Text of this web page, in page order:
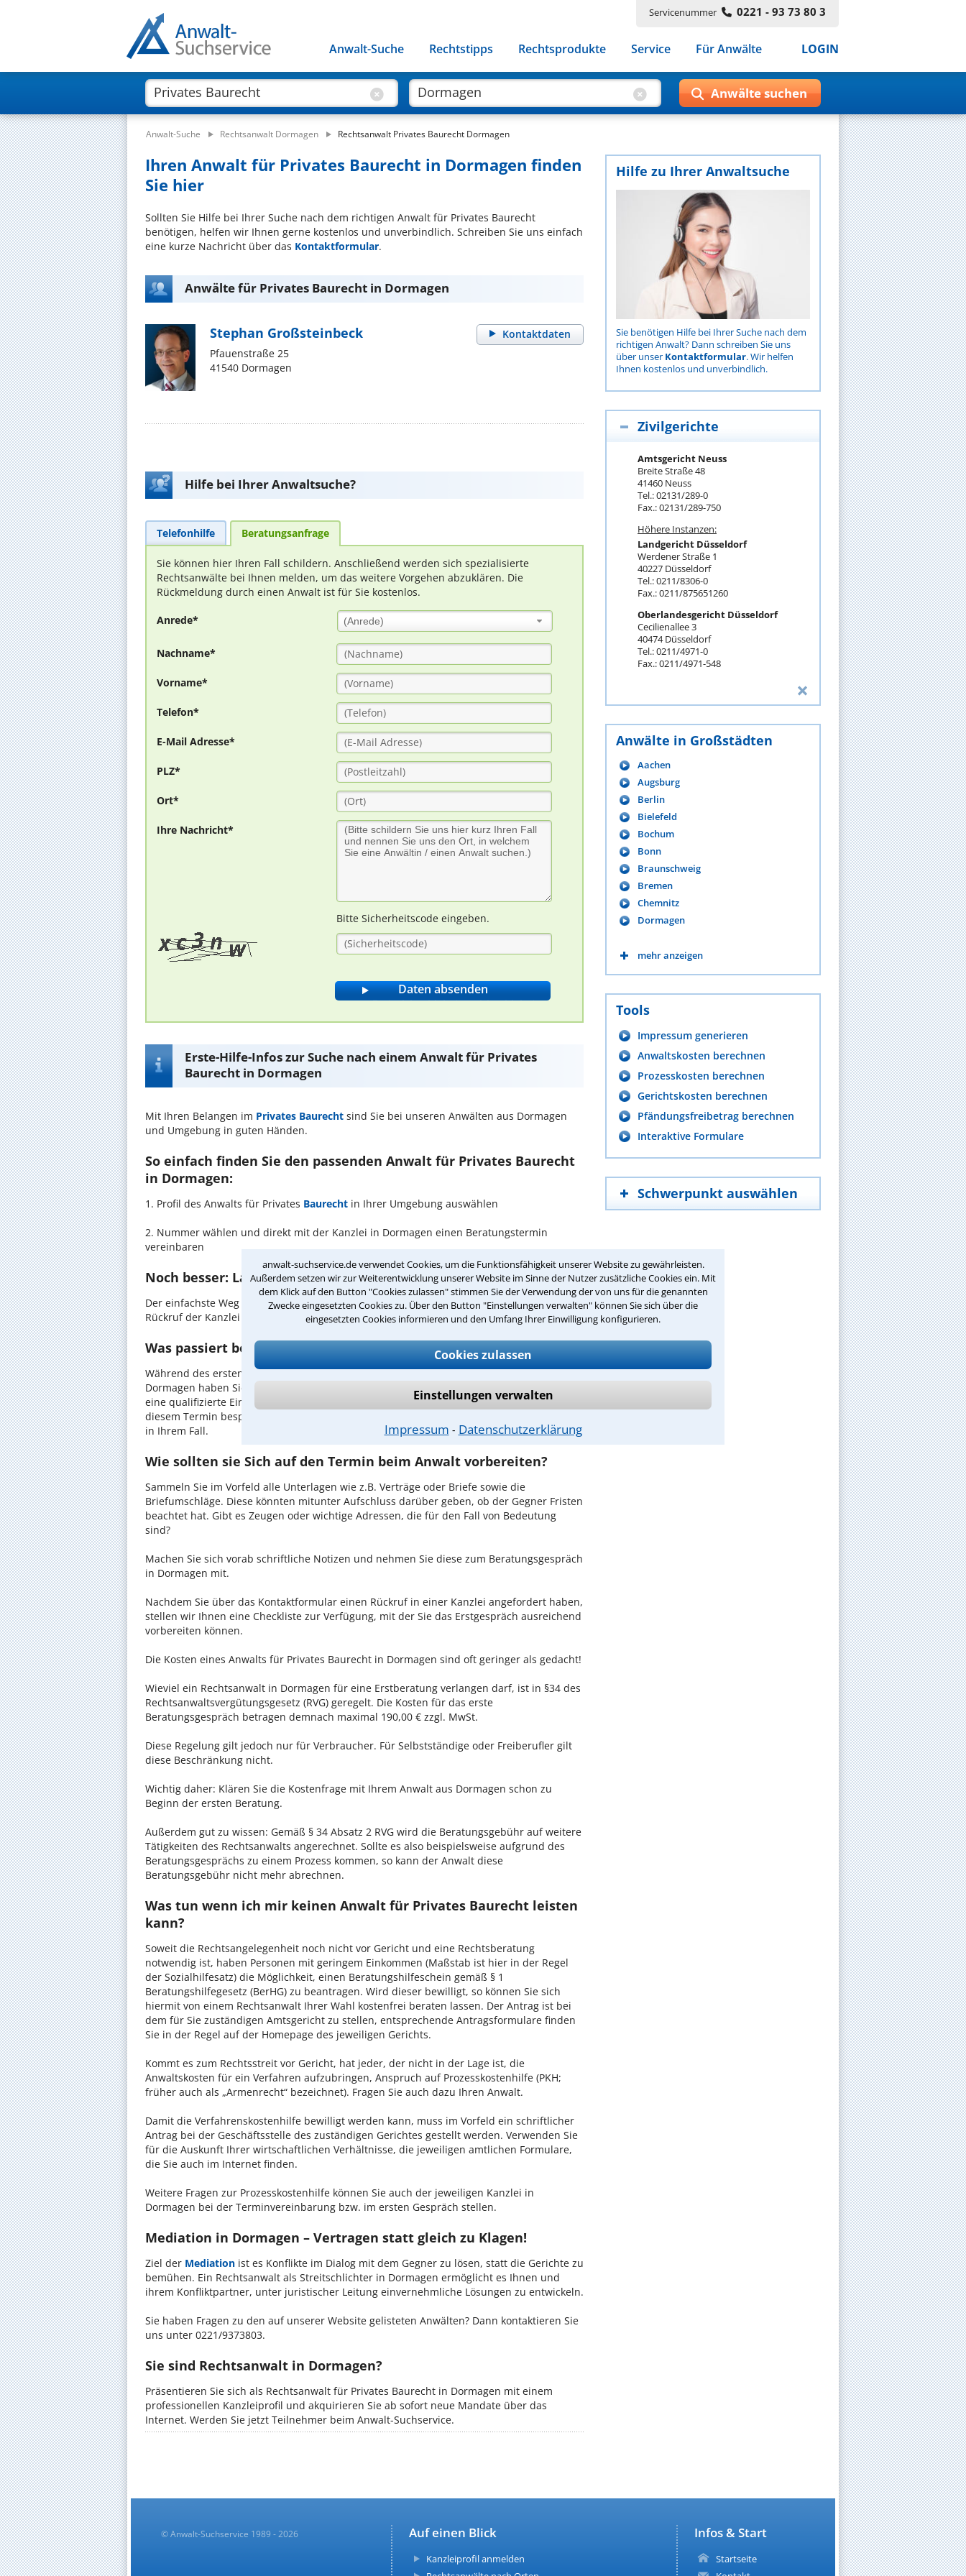
anwalt-suchservice.de verwendet Cookies, um die Funktionsfähigkeit unserer Website zu gewährleisten.
Außerdem setzen wir zur Weiterentwicklung unserer Website im Sinne der Nutzer zusätzliche Cookies ein. Mit
dem Klick auf den Button "Cookies zulassen" stimmen Sie der Verwendung der von uns für die genannten
Zwecke eingesetzten Cookies zu. Über den Button "Einstellungen verwalten" können Sie sich über die
eingesetzten Cookies informieren und den Umfang Ihrer Einwilligung konfigurieren.
Cookies zulassen
Einstellungen verwalten
Impressum ⁃ Datenschutzerklärung
Servicenummer 0221 - 93 73 80 3
Anwalt-Suche Rechtstipps Rechtsprodukte Service Für Anwälte LOGIN
Anwalt-Suche Rechtsanwalt Dormagen Rechtsanwalt Privates Baurecht Dormagen
Ihren Anwalt für Privates Baurecht in Dormagen finden
Sie hier
Sollten Sie Hilfe bei Ihrer Suche nach dem richtigen Anwalt für Privates Baurecht
benötigen, helfen wir Ihnen gerne kostenlos und unverbindlich. Schreiben Sie uns einfach
eine kurze Nachricht über das Kontaktformular.
Anwälte für Privates Baurecht in Dormagen
Kontaktdaten
Stephan Großsteinbeck
Pfauenstraße 25
41540 Dormagen
Hilfe bei Ihrer Anwaltsuche?
Telefonhilfe Beratungsanfrage
Sie können hier Ihren Fall schildern. Anschließend werden sich spezialisierte
Rechtsanwälte bei Ihnen melden, um das weitere Vorgehen abzuklären. Die
Rückmeldung durch einen Anwalt ist für Sie kostenlos.
Anrede* (Anrede)
Nachname*
Vorname*
Telefon*
E-Mail Adresse*
PLZ*
Ort*
Ihre Nachricht*
Bitte Sicherheitscode eingeben.
Erste-Hilfe-Infos zur Suche nach einem Anwalt für Privates
Baurecht in Dormagen
Mit Ihren Belangen im Privates Baurecht sind Sie bei unseren Anwälten aus Dormagen
und Umgebung in guten Händen.
So einfach finden Sie den passenden Anwalt für Privates Baurecht
in Dormagen:
1. Profil des Anwalts für Privates Baurecht in Ihrer Umgebung auswählen
2. Nummer wählen und direkt mit der Kanzlei in Dormagen einen Beratungstermin
vereinbaren
Noch besser: Lassen Sie sich zurückrufen
Der einfachste Weg zum Anwalt in Dormagen ist es, über unser Kontaktformular einen
Rückruf der Kanzlei anzufordern - probieren Sie es gleich aus.
Was passiert beim anwaltlichen Erstgespräch in Dormagen?
Während des ersten Gesprächs mit Ihrem Rechtsanwalt für Privates Baurecht in
Dormagen haben Sie die Möglichkeit, in Ruhe den Sachverhalt zu schildern, sodass Sie
eine qualifizierte Einschätzung zu Ihrem Fall und Ihren Erfolgsaussichten erhalten. In
diesem Termin besprechen Sie dann mit Ihrem Anwalt auch die weitere Vorgehensweise
in Ihrem Fall.
Wie sollten sie Sich auf den Termin beim Anwalt vorbereiten?
Sammeln Sie im Vorfeld alle Unterlagen wie z.B. Verträge oder Briefe sowie die
Briefumschläge. Diese könnten mitunter Aufschluss darüber geben, ob der Gegner Fristen
beachtet hat. Gibt es Zeugen oder wichtige Adressen, die für den Fall von Bedeutung
sind?
Machen Sie sich vorab schriftliche Notizen und nehmen Sie diese zum Beratungsgespräch
in Dormagen mit.
Nachdem Sie über das Kontaktformular einen Rückruf in einer Kanzlei angefordert haben,
stellen wir Ihnen eine Checkliste zur Verfügung, mit der Sie das Erstgespräch ausreichend
vorbereiten können.
Die Kosten eines Anwalts für Privates Baurecht in Dormagen sind oft geringer als gedacht!
Wieviel ein Rechtsanwalt in Dormagen für eine Erstberatung verlangen darf, ist in §34 des
Rechtsanwaltsvergütungsgesetz (RVG) geregelt. Die Kosten für das erste
Beratungsgespräch betragen demnach maximal 190,00 € zzgl. MwSt.
Diese Regelung gilt jedoch nur für Verbraucher. Für Selbstständige oder Freiberufler gilt
diese Beschränkung nicht.
Wichtig daher: Klären Sie die Kostenfrage mit Ihrem Anwalt aus Dormagen schon zu
Beginn der ersten Beratung.
Außerdem gut zu wissen: Gemäß § 34 Absatz 2 RVG wird die Beratungsgebühr auf weitere
Tätigkeiten des Rechtsanwalts angerechnet. Sollte es also beispielsweise aufgrund des
Beratungsgesprächs zu einem Prozess kommen, so kann der Anwalt diese
Beratungsgebühr nicht mehr abrechnen.
Was tun wenn ich mir keinen Anwalt für Privates Baurecht leisten
kann?
Soweit die Rechtsangelegenheit noch nicht vor Gericht und eine Rechtsberatung
notwendig ist, haben Personen mit geringem Einkommen (Maßstab ist hier in der Regel
der Sozialhilfesatz) die Möglichkeit, einen Beratungshilfeschein gemäß § 1
Beratungshilfegesetz (BerHG) zu beantragen. Wird dieser bewilligt, so können Sie sich
hiermit von einem Rechtsanwalt Ihrer Wahl kostenfrei beraten lassen. Der Antrag ist bei
dem für Sie zuständigen Amtsgericht zu stellen, entsprechende Antragsformulare finden
Sie in der Regel auf der Homepage des jeweiligen Gerichts.
Kommt es zum Rechtsstreit vor Gericht, hat jeder, der nicht in der Lage ist, die
Anwaltskosten für ein Verfahren aufzubringen, Anspruch auf Prozesskostenhilfe (PKH;
früher auch als „Armenrecht“ bezeichnet). Fragen Sie auch dazu Ihren Anwalt.
Damit die Verfahrenskostenhilfe bewilligt werden kann, muss im Vorfeld ein schriftlicher
Antrag bei der Geschäftsstelle des zuständigen Gerichtes gestellt werden. Verwenden Sie
für die Auskunft Ihrer wirtschaftlichen Verhältnisse, die jeweiligen amtlichen Formulare,
die Sie auch im Internet finden.
Weitere Fragen zur Prozesskostenhilfe können Sie auch der jeweiligen Kanzlei in
Dormagen bei der Terminvereinbarung bzw. im ersten Gespräch stellen.
Mediation in Dormagen – Vertragen statt gleich zu Klagen!
Ziel der Mediation ist es Konflikte im Dialog mit dem Gegner zu lösen, statt die Gerichte zu
bemühen. Ein Rechtsanwalt als Streitschlichter in Dormagen ermöglicht es Ihnen und
ihrem Konfliktpartner, unter juristischer Leitung einvernehmliche Lösungen zu entwickeln.
Sie haben Fragen zu den auf unserer Website gelisteten Anwälten? Dann kontaktieren Sie
uns unter 0221/9373803.
Sie sind Rechtsanwalt in Dormagen?
Präsentieren Sie sich als Rechtsanwalt für Privates Baurecht in Dormagen mit einem
professionellen Kanzleiprofil und akquirieren Sie ab sofort neue Mandate über das
Internet. Werden Sie jetzt Teilnehmer beim Anwalt-Suchservice.
Hilfe zu Ihrer Anwaltsuche
Sie benötigen Hilfe bei Ihrer Suche nach dem
richtigen Anwalt? Dann schreiben Sie uns
über unser Kontaktformular. Wir helfen
Ihnen kostenlos und unverbindlich.
Zivilgerichte
Amtsgericht Neuss
Breite Straße 48
41460 Neuss
Tel.: 02131/289-0
Fax.: 02131/289-750
Höhere Instanzen:
Landgericht Düsseldorf
Werdener Straße 1
40227 Düsseldorf
Tel.: 0211/8306-0
Fax.: 0211/875651260
Oberlandesgericht Düsseldorf
Cecilienallee 3
40474 Düsseldorf
Tel.: 0211/4971-0
Fax.: 0211/4971-548
Anwälte in Großstädten
Aachen
Augsburg
Berlin
Bielefeld
Bochum
Bonn
Braunschweig
Bremen
Chemnitz
Dormagen
mehr anzeigen
Tools
Impressum generieren
Anwaltskosten berechnen
Prozesskosten berechnen
Gerichtskosten berechnen
Pfändungsfreibetrag berechnen
Interaktive Formulare
Schwerpunkt auswählen
Infos & Start
Startseite
Auf einen Blick
Kanzleiprofil anmelden
© Anwalt-Suchservice 1989 - 2026